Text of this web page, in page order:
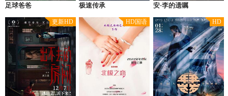
足球爸爸
类型：喜剧,儿童,运动,剧情
上映：2021
地区：中国大陆
导演：米禾禾
主演：孟鹏,刘国山,平阳宗汉,罗大涛,董帅,马雨涵,王珊,王梓杰,宿瑞明,骆小娟,乖乖
极速传承
类型：英国,西班牙,意大利,剧情
上映：2026
地区：
英国,西班牙,意大利
导演：马特·怀克洛斯
主演：恩里克·阿尔切,克劳迪奥·桑塔玛利亚,Adrian·Grösser,奥斯卡·卡萨斯,萨尔·南尼,马里奥·埃米托,Jorge·Rueda,安娜·梅纳,Matteo·Paolillo,Desirèe·Pöpper,Nadal·Bin,José·Milán,Miguel·Seguí,Ravina·Raventós,Edith·Martínez·Val
安·李的遗嘱
类型：英国,剧情
上映：2025
地区：英国
导演：莫娜·法斯特欧德
主演：刘易斯·普尔曼,托马辛·麦肯齐,阿曼达·塞弗里德,斯塔西·马汀,克里斯托弗·阿波特,蒂姆·布雷克·尼尔森,斯科特·亚历山大·杨,马修·比尔德,斯科特·汉迪,维奥拉·佩雷特约翰,杰米·博吉奥,米丽-萝丝·克若斯莉,大卫·卡勒
更新HD HD国语 HD